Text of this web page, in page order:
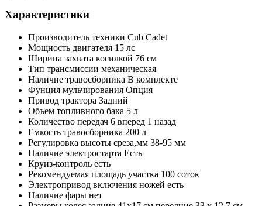
Характеристики
Производитель техники Cub Cadet
Мощность двигателя 15 лс
Ширина захвата косилкой 76 см
Тип трансмиссии механическая
Наличие травосборника В комплекте
Фунция мульчирования Опция
Привод трактора Задний
Объем топливного бака 5 л
Количество передач 6 вперед 1 назад
Ёмкость травосборника 200 л
Регулировка высоты среза,мм 38-95 мм
Наличие электростарта Есть
Круиз-контроль есть
Рекомендуемая площадь участка 100 соток
Электропривод включения ножей есть
Наличие фары нет